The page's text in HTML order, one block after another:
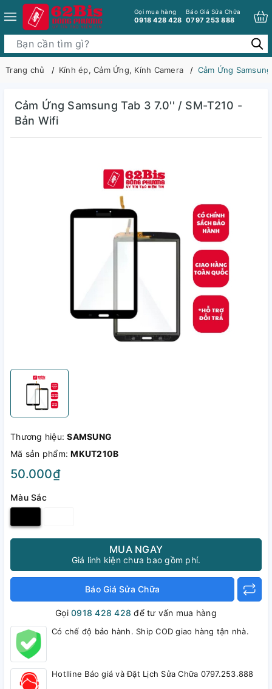
Gọi mua hàng
0918 428 428
Báo Giá Sửa Chữa
0797 253 888
Trang chủ Kính ép, Cảm Ứng, Kính Camera Cảm Ứng
Cảm Ứng Samsung Tab 3 7.0'' / SM-T210 -
Bản Wifi
Thương hiệu:SAMSUNG
Mã sản phẩm:MKUT210B
50.000₫
Màu Sắc
MUA NGAY
Giá linh kiện chưa bao gồm phí.
Báo Giá Sửa Chữa
Gọi0918 428 428 để tư vấn mua hàng
Có chế độ bảo hành. Ship COD giao hàng tận nhà.
Hotlline Báo giá và Đặt Lịch Sửa Chữa 0797.253.888